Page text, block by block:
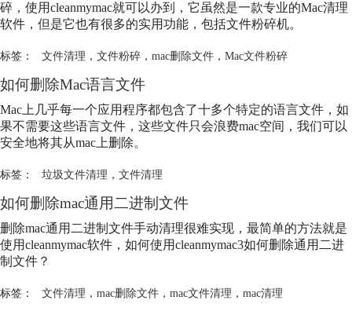
碎，使用cleanmymac就可以办到，它虽然是一款专业的Mac清理
软件，但是它也有很多的实用功能，包括文件粉碎机。
标签： 文件清理 ， 文件粉碎， mac删除文件， Mac文件粉碎
如何删除Mac语言文件
Mac上几乎每一个应用程序都包含了十多个特定的语言文件，如
果不需要这些语言文件，这些文件只会浪费mac空间，我们可以
安全地将其从mac上删除。
标签： 垃圾文件清理 ， 文件清理
如何删除mac通用二进制文件
删除mac通用二进制文件手动清理很难实现，最简单的方法就是
使用cleanmymac软件，如何使用cleanmymac3如何删除通用二进
制文件？
标签： 文件清理 ， mac删除文件， mac文件清理 ， mac清理